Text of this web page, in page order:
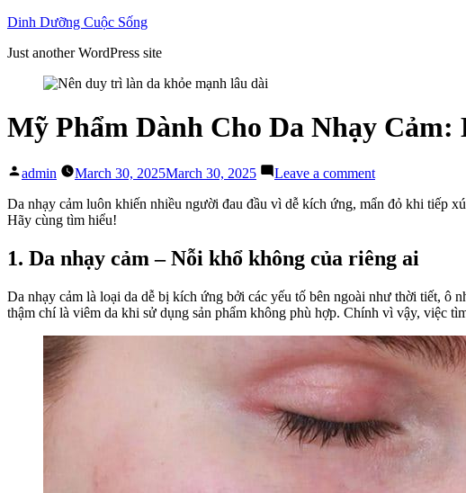
Skip
content
Dinh Dưỡng Cuộc Sống
Just another WordPress site
Mỹ Phẩm Dành Cho Da Nhạy
Posted
admin March 30, 2025March 30, 2025 Leave a commenton
Phẩm
Nhạy
Bí
Quyết
Biến
Rủi
Thành
Da nhạy cảm luôn khiến nhiều người đau đầu vì dễ kích ứng, mẩn đỏ khi tiếp
Hãy cùng tìm hiểu!
1. Da nhạy cảm – Nỗi khổ không của riêng ai
Da nhạy cảm là loại da dễ bị kích ứng bởi các yếu tố bên ngoài như thời tiết, ô
thậm chí là viêm da khi sử dụng sản phẩm không phù hợp. Chính vì vậy, việc